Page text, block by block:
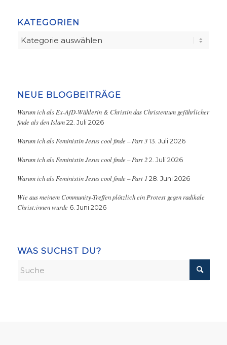
KATEGORIEN
Kategorien
NEUE BLOGBEITRÄGE
Warum ich als Ex-AfD-Wählerin & Christin das Christentum gefährlicher
finde als den Islam 22. Juli 2026
Warum ich als Feministin Jesus cool finde – Part 3 13. Juli 2026
Warum ich als Feministin Jesus cool finde – Part 2 2. Juli 2026
Warum ich als Feministin Jesus cool finde – Part 1 28. Juni 2026
Wie aus meinem Community-Treffen plötzlich ein Protest gegen radikale
Christ:innen wurde 6. Juni 2026
WAS SUCHST DU?